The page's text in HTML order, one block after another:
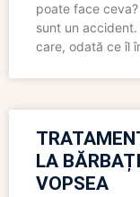
poate face
sunt un
care, odată ce îl
LA
VOPSEA